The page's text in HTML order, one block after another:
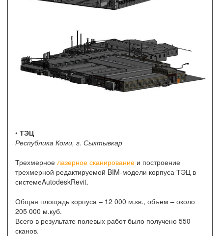
• ТЭЦ
Республика Коми, г. Сыктывкар
Трехмерное лазерное сканирование и построение
трехмерной редактируемой BIM-модели корпуса ТЭЦ в
системеAutodeskRevit.
Общая площадь корпуса – 12 000 м.кв., объем – около
205 000 м.куб.
Всего в результате полевых работ было получено 550
сканов.